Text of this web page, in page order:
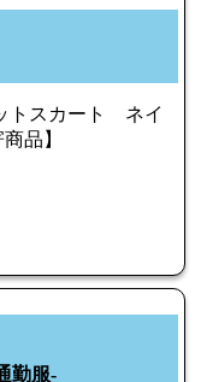
トスカート ネイ
品】
勤服-